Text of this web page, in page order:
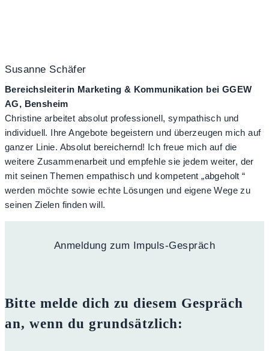
Susanne Schäfer
Bereichsleiterin Marketing & Kommunikation bei GGEW
AG, Bensheim
Christine arbeitet absolut professionell, sympathisch und
individuell. Ihre Angebote begeistern und überzeugen mich auf
ganzer Linie. Absolut bereichernd! Ich freue mich auf die
weitere Zusammenarbeit und empfehle sie jedem weiter, der
mit seinen Themen empathisch und kompetent „abgeholt “
werden möchte sowie echte Lösungen und eigene Wege zu
seinen Zielen finden will.
Anmeldung zum Impuls-Gespräch
Bitte melde dich zu diesem Gespräch
an, wenn du grundsätzlich: